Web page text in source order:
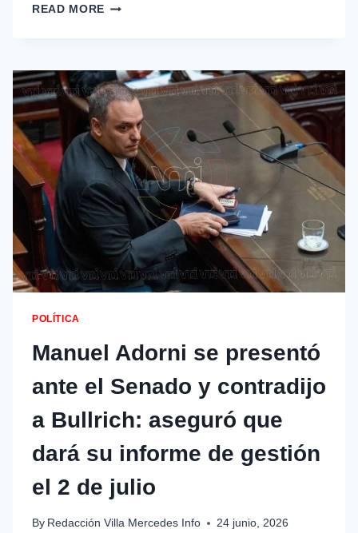
READ MORE
POLÍTICA
Manuel Adorni se presentó
ante el Senado y contradijo
a Bullrich: aseguró que
dará su informe de gestión
el 2 de julio
By Redacción Villa Mercedes Info 24 junio, 2026